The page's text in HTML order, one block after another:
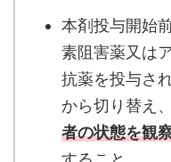
本剤投与開始
素阻害薬又は
抗薬を投与さ
から切り替え
者の状態を観